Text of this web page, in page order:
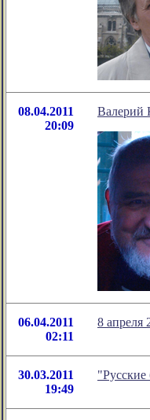
08.04.2011
20:09
Валерий
06.04.2011
02:11
8 апреля
30.03.2011
19:49
"Русские